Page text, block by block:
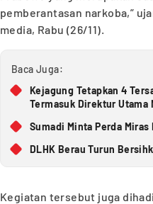
pemberantasan narkoba,”
media, Rabu (26/11).
Baca Juga:
Kejagung Tetapkan 4
Termasuk Direktur Utama
Sumadi Minta Perda
DLHK Berau Turun
Kegiatan tersebut juga